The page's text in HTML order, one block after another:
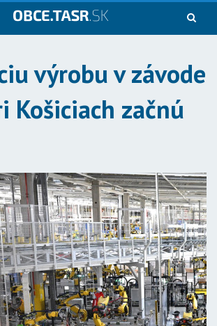
výrobu v závode
Košiciach začnú